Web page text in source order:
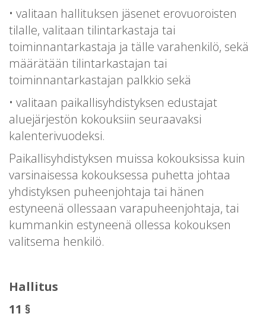
• valitaan hallituksen jäsenet erovuoroisten
tilalle, valitaan tilintarkastaja tai
toiminnantarkastaja ja tälle varahenkilö, sekä
määrätään tilintarkastajan tai
toiminnantarkastajan palkkio sekä
• valitaan paikallisyhdistyksen edustajat
aluejärjestön kokouksiin seuraavaksi
kalenterivuodeksi.
Paikallisyhdistyksen muissa kokouksissa kuin
varsinaisessa kokouksessa puhetta johtaa
yhdistyksen puheenjohtaja tai hänen
estyneenä ollessaan varapuheenjohtaja, tai
kummankin estyneenä ollessa kokouksen
valitsema henkilö.
Hallitus
11 §